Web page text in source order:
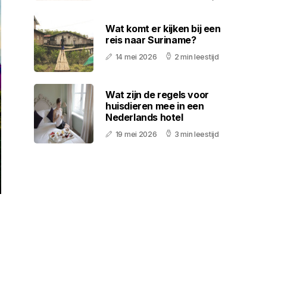
Wat komt er kijken bij een
reis naar Suriname?
14 mei 2026 2 min leestijd
Wat zijn de regels voor
huisdieren mee in een
Nederlands hotel
19 mei 2026 3 min leestijd